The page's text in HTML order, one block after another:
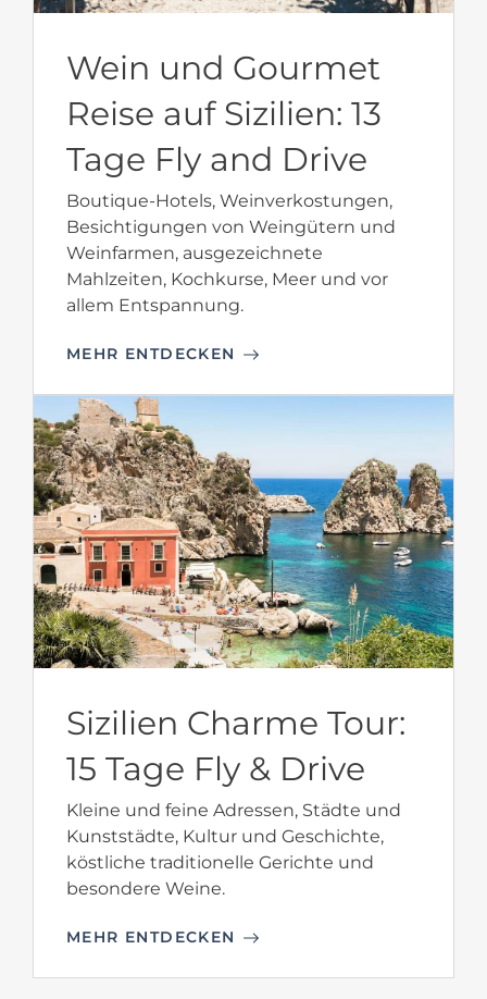
Wein und Gourmet
Reise auf Sizilien: 13
Tage Fly and Drive
Boutique-Hotels, Weinverkostungen,
Besichtigungen von Weingütern und
Weinfarmen, ausgezeichnete
Mahlzeiten, Kochkurse, Meer und vor
allem Entspannung.
MEHR ENTDECKEN
Sizilien Charme Tour:
15 Tage Fly & Drive
Kleine und feine Adressen, Städte und
Kunststädte, Kultur und Geschichte,
köstliche traditionelle Gerichte und
besondere Weine.
MEHR ENTDECKEN